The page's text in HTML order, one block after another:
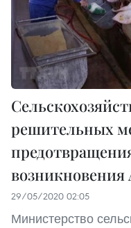
решительных
возникновения
29/05/2020 02:05
Министерство